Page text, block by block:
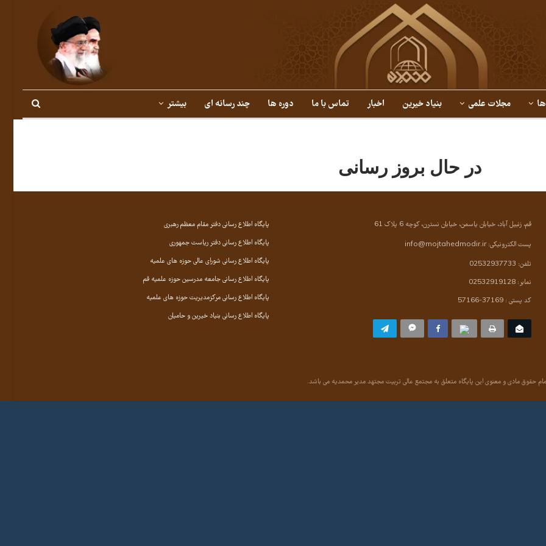
مجلات علمی بنیاد خیرین اخبار تماس با ما دوره ها چند رسانه ای بیشتر
در حال بروز رسانی
قم، زنبیل آباد، خیابان یاسمن، خیابان نسترن، کوچه 6 پلاک 61
پست الکترونیکی:info@mojtahedmodir.ir
تلفن: 02532937733
نمابر: 02532919128
کد پستی : 37169-57166
پایگاه اطلاع رسانی دفتر مقام معظم رهبری
پایگاه اطلاع رسانی دفتر ریاست جمهوری
پایگاه اطلاع رسانی شورای عالی حوزه های علمیه
پایگاه اطلاع رسانی جامعه مدرسین حوزه علمیه قم
پایگاه اطلاع رسانی مرکزمدیریت حوزه های علمیه
پایگاه اطلاع رسانی بنیاد خیرین و حامیان
حقوق مادی و معنوی این پایگاه متعلق به مجتمع عالی تربیت مجتهد مدیر محمدیه می باشد.